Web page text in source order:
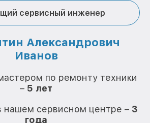
сервисный инженер
Александрович
Иванов
по ремонту техники
– 5 лет
нашем сервисном центре – 3
года